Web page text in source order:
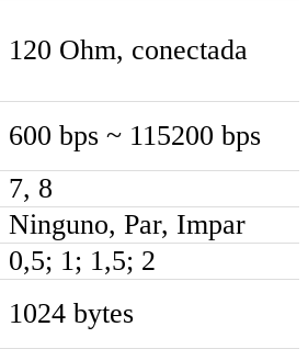
120 Ohm, conectada
600 bps ~ 115200 bps
7, 8
Ninguno, Par, Impar
0,5; 1; 1,5; 2
1024 bytes